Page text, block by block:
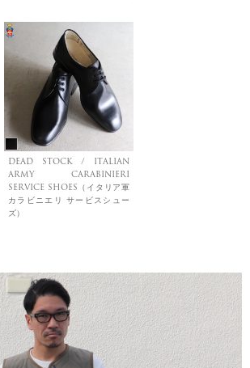
DEAD STOCK / ITALIAN
ARMY CARABINIERI
SERVICE SHOES（イタリア軍
カラビニエリ サービスシュー
ズ）